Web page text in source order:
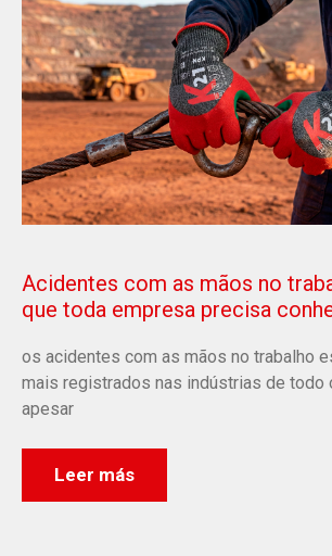
Acidentes com as mãos no
que toda empresa precisa
os acidentes com as mãos no trabalho
mais registrados nas indústrias de todo
apesar
Leer más